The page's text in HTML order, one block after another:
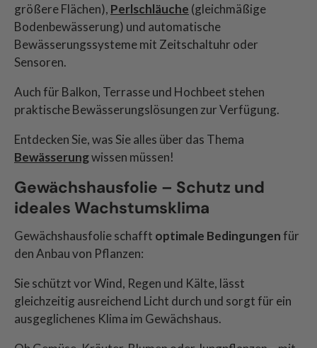
größere Flächen), Perlschläuche (gleichmäßige
Bodenbewässerung) und automatische
Bewässerungssysteme mit Zeitschaltuhr oder
Sensoren.
Auch für Balkon, Terrasse und Hochbeet stehen
praktische Bewässerungslösungen zur Verfügung.
Entdecken Sie, was Sie alles über das Thema
Bewässerungwissen müssen!
Gewächshausfolie – Schutz und
ideales Wachstumsklima
Gewächshausfolie schafft optimale Bedingungenfür
den Anbau von Pflanzen:
Sie schützt vor Wind, Regen und Kälte, lässt
gleichzeitig ausreichend Licht durch und sorgt für ein
ausgeglichenes Klima im Gewächshaus.